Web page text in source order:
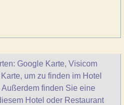
Google Karte, Visicom
um zu finden im Hotel
finden Sie eine
Hotel oder Restaurant